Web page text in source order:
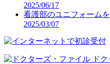
2025/06/17
看護部のユニフォームを
2025/03/07
ド